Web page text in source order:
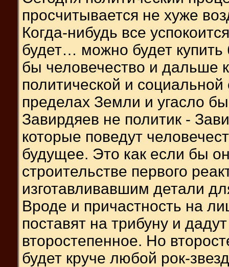
просчитывается не хуже
Когда-нибудь все
будет… можно будет купить
бы человечество и дальше
политической и
пределах Земли и угасло
Завирдяев не политик -
которые поведут
будущее. Это как если бы
строительстве первого
изготавливавшим детали
Вроде и причастность на
поставят на трибуну и
второстепенное. Но
будет круче любой рок-